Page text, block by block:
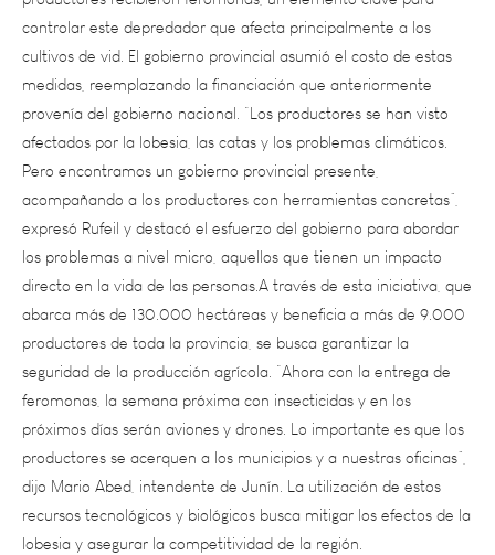
cultivos de vid. El gobierno provincial asumió el costo de estas
medidas, reemplazando la financiación que anteriormente
provenía del gobierno nacional. “Los productores se han visto
afectados por la lobesia, las catas y los problemas climáticos.
Pero encontramos un gobierno provincial presente,
acompañando a los productores con herramientas concretas”,
expresó Rufeil y destacó el esfuerzo del gobierno para abordar
los problemas a nivel micro, aquellos que tienen un impacto
directo en la vida de las personas.A través de esta iniciativa, que
abarca más de 130.000 hectáreas y beneficia a más de 9.000
productores de toda la provincia, se busca garantizar la
seguridad de la producción agrícola. “Ahora con la entrega de
feromonas, la semana próxima con insecticidas y en los
próximos días serán aviones y drones. Lo importante es que los
productores se acerquen a los municipios y a nuestras oficinas”,
dijo Mario Abed, intendente de Junín. La utilización de estos
recursos tecnológicos y biológicos busca mitigar los efectos de la
lobesia y asegurar la competitividad de la región.